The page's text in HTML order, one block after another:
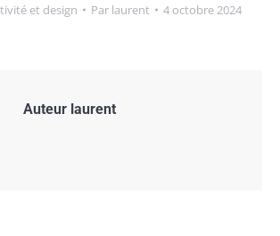
et design Par laurent 4 octobre 2024
Auteur laurent